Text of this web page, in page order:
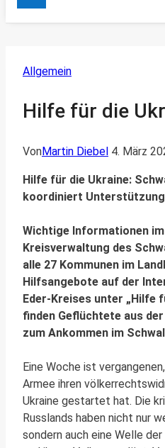
Allgemein
Hilfe für die
VonMartin Diebel 4. März
Hilfe für die Ukraine:
koordiniert
Wichtige Informationen
Kreisverwaltung des
alle 27 Kommunen im
Hilfsangebote auf der
Eder-Kreises unter „Hilfe
finden Geflüchtete aus
zum Ankommen im
Eine Woche ist
Armee ihren
Ukraine gestartet hat. Die
Russlands haben nicht nur
sondern auch eine Welle